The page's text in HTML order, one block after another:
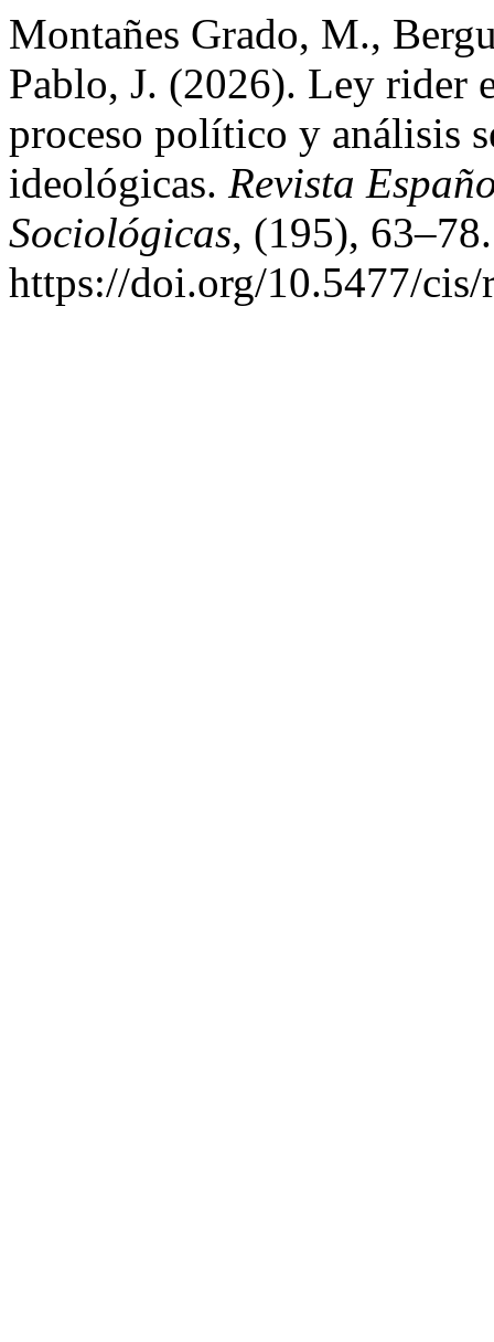
Montañes Grado, M.,
Pablo, J. (2026). Ley rider
proceso político y análisis
ideológicas. Revista
Sociológicas, (195), 63–78.
https://doi.org/10.5477/cis/